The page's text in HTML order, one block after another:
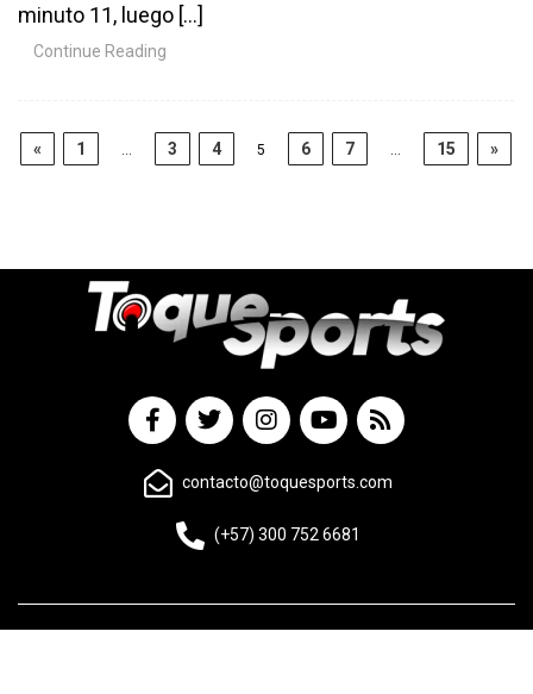
minuto 11, luego […]
Continue Reading
« 1 3 4 5 6 7 15 »
contacto@toquesports.com
(+57) 300 752 6681